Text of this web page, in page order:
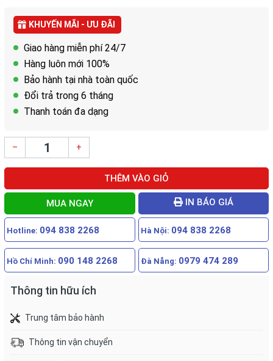
KHUYẾN MÃI - ƯU ĐÃI
Giao hàng miễn phí 24/7
Hàng luôn mới 100%
Bảo hành tại nhà toàn quốc
Đổi trả trong 6 tháng
Thanh toán đa dạng
– +
THÊM VÀO GIỎ
MUA NGAY IN BÁO GIÁ
Hotline: 094 838 2268 Hà Nội: 094 838 2268
Hồ Chí Minh: 090 148 2268 Đà Nẵng: 0979 474 289
Thông tin hữu ích
Trung tâm bảo hành
Thông tin vận chuyển